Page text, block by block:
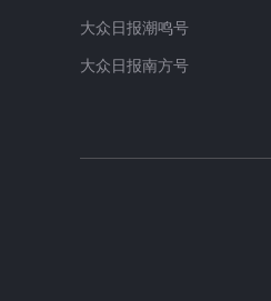
大众日报潮鸣号
大众日报南方号